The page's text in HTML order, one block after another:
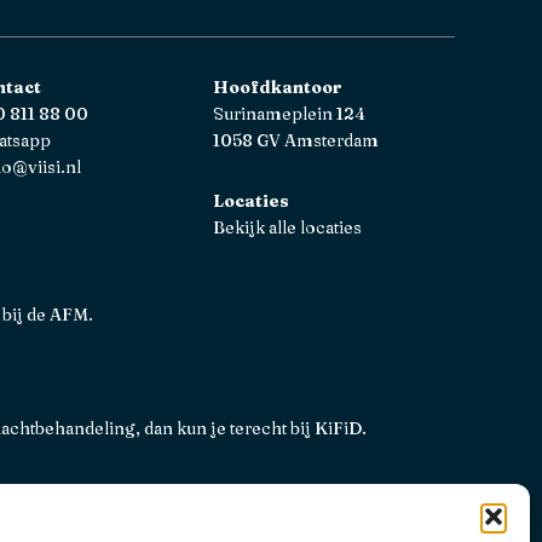
811 88 00
Hoofdkantoor
Surinameplein 124
1058 GV Amsterdam
Locaties
Bekijk alle locaties
de AFM.
dan kun je terecht bij KiFiD.